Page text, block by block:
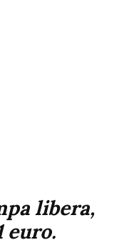
libera,
euro.